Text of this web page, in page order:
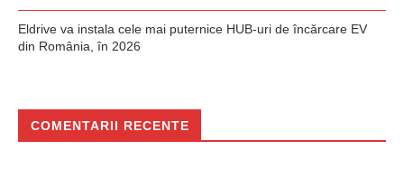
Eldrive va instala cele mai puternice HUB-uri de încărcare EV
din România, în 2026
COMENTARII RECENTE